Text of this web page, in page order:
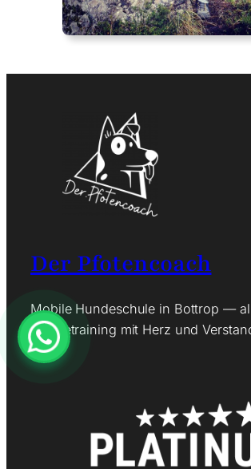
Der Pfotencoach
Mobile Hundeschule in Bottrop —
Hundetraining mit Herz und